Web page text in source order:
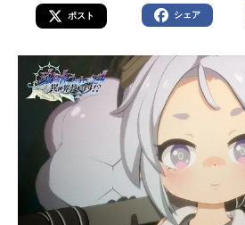
ポスト シェア